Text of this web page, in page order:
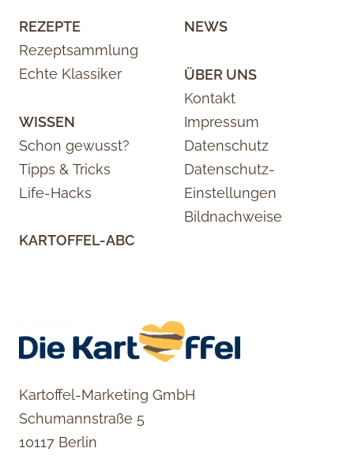
REZEPTE
Rezeptsammlung
Echte Klassiker
WISSEN
Schon gewusst?
Tipps & Tricks
Life-Hacks
KARTOFFEL-ABC
NEWS
ÜBER UNS
Kontakt
Impressum
Datenschutz
Datenschutz-
Einstellungen
Bildnachweise
Kartoffel-Marketing GmbH
Schumannstraße 5
10117 Berlin